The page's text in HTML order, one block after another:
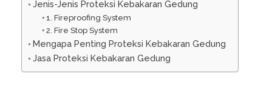
Jenis-Jenis Proteksi Kebakaran Gedung
1. Fireproofing System
2. Fire Stop System
Mengapa Penting Proteksi Kebakaran Gedung
Jasa Proteksi Kebakaran Gedung